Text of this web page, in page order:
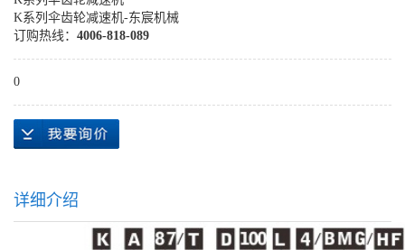
K系列伞齿轮减速机-东宸机械
订购热线： 4006-818-089
0
详细介绍